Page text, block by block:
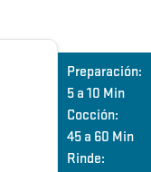
Preparación:
5 a 10 Min
Cocción:
45 a 60 Min
Rinde: